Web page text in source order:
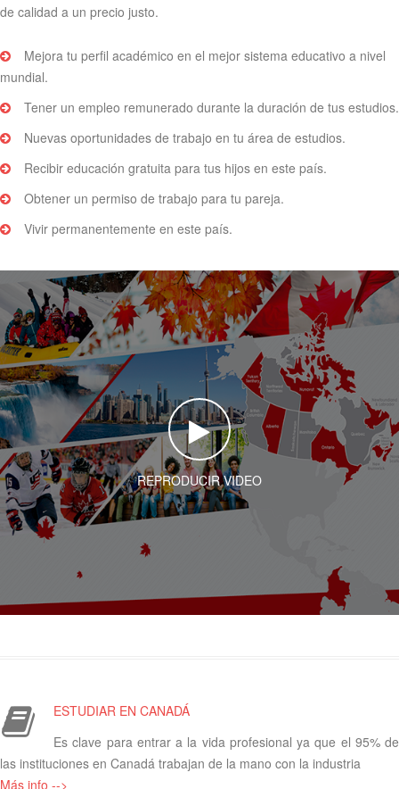
de calidad a un precio justo.
Mejora tu perfil académico en el mejor sistema educativo a nivel
mundial.
Tener un empleo remunerado durante la duración de tus estudios.
Nuevas oportunidades de trabajo en tu área de estudios.
Recibir educación gratuita para tus hijos en este país.
Obtener un permiso de trabajo para tu pareja.
Vivir permanentemente en este país.
REPRODUCIR VIDEO
ESTUDIAR EN CANADÁ
Es clave para entrar a la vida profesional ya que el 95% de
las instituciones en Canadá trabajan de la mano con la industria
Más info -->